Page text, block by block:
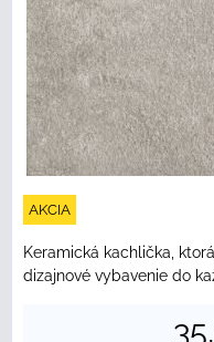
AKCIA
Keramická kachlička,
dizajnové vybavenie do